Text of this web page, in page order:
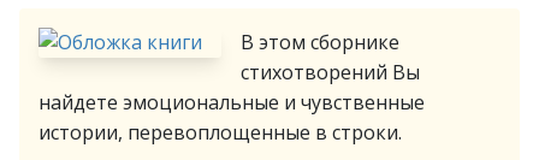
В этом сборнике
стихотворений Вы
найдете эмоциональные и чувственные
истории, перевоплощенные в строки.